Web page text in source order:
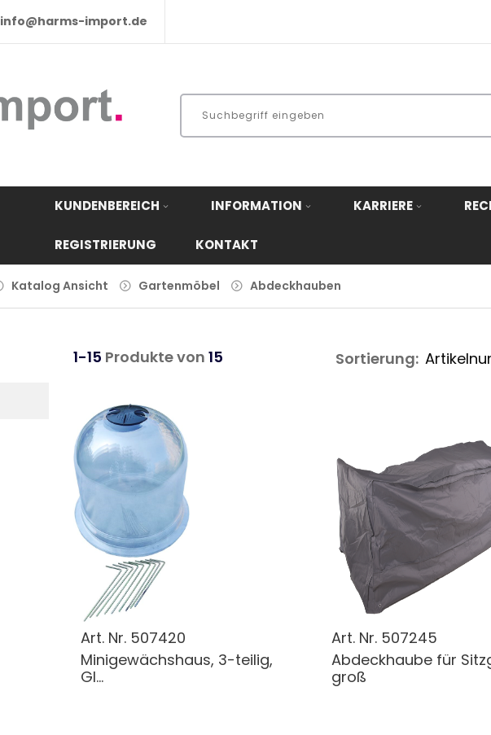
info@harms-import.de
KUNDENBEREICH INFORMATION KARRIERE
REGISTRIERUNG KONTAKT
Katalog Ansicht Gartenmöbel Abdeckhauben
1-15 Produkte von 15 Sortierung:
Art. Nr. 507420
Minigewächshaus, 3-teilig,
Gl...
Art. Nr. 507245
Abdeckhaube für
groß